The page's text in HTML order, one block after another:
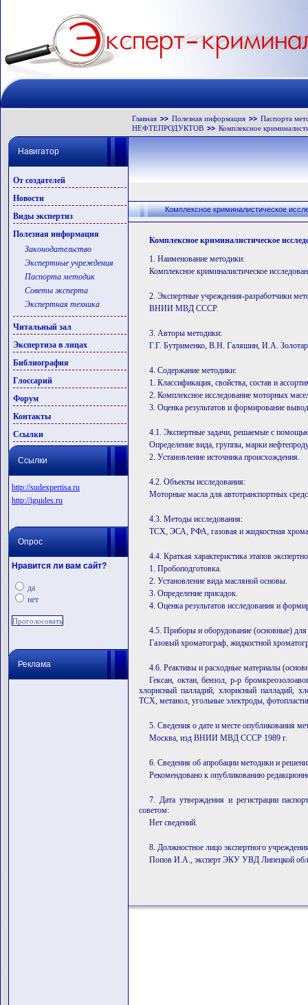
Главная Полезная информация
Паспорта
НЕФТЕПРОДУКТОВ
Комплексное
Навигатор
От создателей
Новости
Виды экспертиз
Полезная информация
Законодательство
Экспертные учреждения
Паспорта методик
Советы эксперта
Экспертная техника
Читальный зал
Экспертиза в лицах
Библиография
Глоссарий
Форум
Контакты
Ссылки
Ссылки
http://sudexpertisa.ru
http://iguides.ru
Опрос
Нравится ли вам сайт?
да
нет
Реклама
Комплексное криминалистическое
Комплексное криминалистическое
1. Наименование методики:
Комплексное криминалистическое
2. Экспертные учреждения-разработчики
ВНИИ МВД СССР.
3. Авторы методики:
Г.Г. Бутрименко, В.Н. Галяшин, И.А.
4. Содержание методики:
1. Классификация, свойства, состав и
2. Комплексное исследование моторных
3. Оценка результатов и формирование
4.1. Экспертные задачи, решаемые с
Определение вида, группы, марки
2. Установление источника происхождения.
4.2. Объекты исследования:
Моторные масла для автотранспортных
4.3. Методы исследования:
ТСХ, ЭСА, РФА, газовая и жидкостная
4.4. Краткая характеристика этапов
1. Пробоподготовка.
2. Установление вида масляной основы.
3. Определение присадок.
4. Оценка результатов исследования и
4.5. Приборы и оборудование (основные) для
Газовый хроматограф, жидкостной
4.6. Реактивы и расходные материалы
Гексан, октан, бензол, р-р
хлорисный палладий, хлорисный палладий,
ТСХ, метанол, угольные электроды,
5. Сведения о дате и месте опубликования
Москва, изд ВНИИ МВД СССР 1989 г.
6. Сведения об апробации методики и
Рекомендовано к опубликованию
7. Дата утверждения и регистрации
советом:
Нет сведений.
8. Должностное лицо экспертного
Попов И.А., эксперт ЭКУ УВД Липецкой